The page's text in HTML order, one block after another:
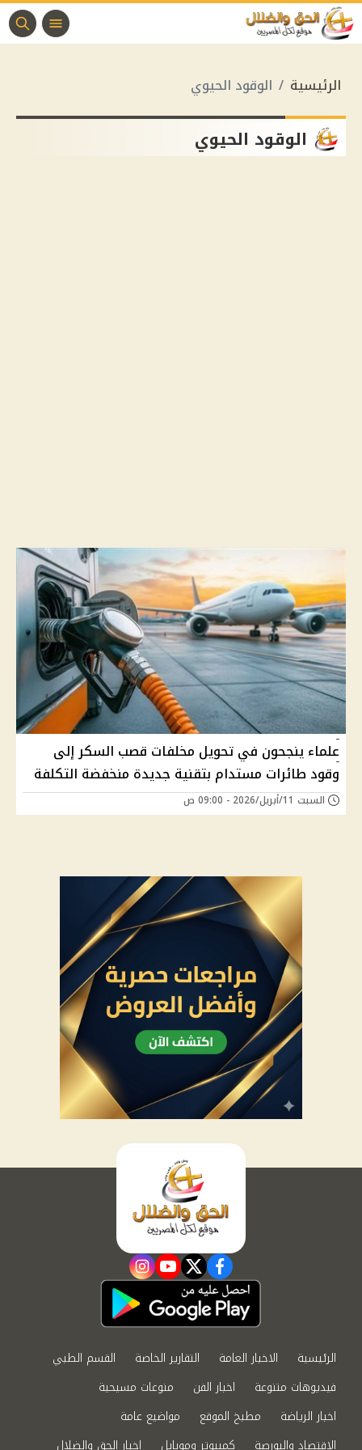
الرئيسية الوقود الحيوي
الوقود الحيوي
علماء ينجحون في تحويل مخلفات قصب السكر إلى
وقود طائرات مستدام بتقنية جديدة منخفضة التكلفة
السبت 11/أبريل/2026 - 09:00 ص
facebook
twitter
youtube
instagram
الرئيسية الاخبار العامة التقارير الخاصة
القسم الطبي
فيديوهات متنوعة
اخبار الفن
منوعات مسيحية
اخبار الرياضة
مطبخ الموقع
مواضيع عامة
الاقتصاد والبورصة
كمبيوتر وموبايل اخبار الحق والضلال